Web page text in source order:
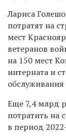
Лариса
потратят на
мест
ветеранов
на 150 мест
интерната и
Еще 7,4 млрд
потратить на
в период